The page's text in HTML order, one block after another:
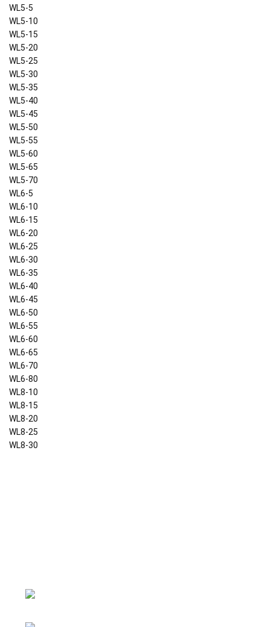
WL5-5
WL5-10
WL5-15
WL5-20
WL5-25
WL5-30
WL5-35
WL5-40
WL5-45
WL5-50
WL5-55
WL5-60
WL5-65
WL5-70
WL6-5
WL6-10
WL6-15
WL6-20
WL6-25
WL6-30
WL6-35
WL6-40
WL6-45
WL6-50
WL6-55
WL6-60
WL6-65
WL6-70
WL6-80
WL8-10
WL8-15
WL8-20
WL8-25
WL8-30